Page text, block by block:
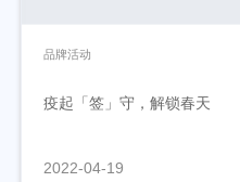
品牌活动
疫起「签」守，解锁春天
2022-04-19